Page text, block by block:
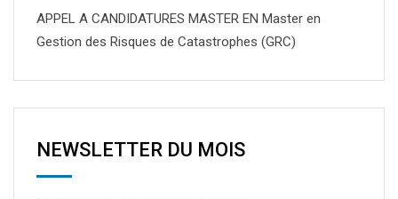
APPEL A CANDIDATURES MASTER EN Master en
Gestion des Risques de Catastrophes (GRC)
NEWSLETTER DU MOIS